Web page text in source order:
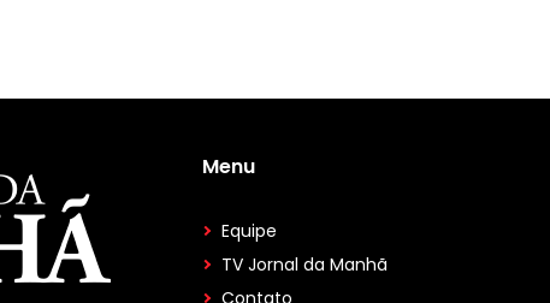
Menu
Equipe
TV Jornal da Manhã